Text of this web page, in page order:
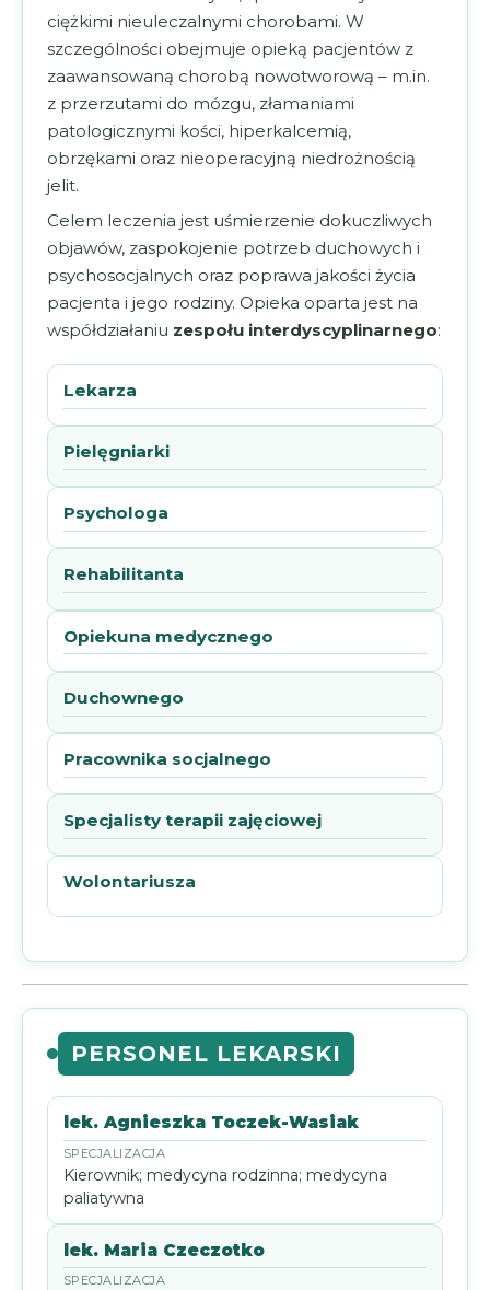
ciężkimi nieuleczalnymi chorobami. W
szczególności obejmuje opieką pacjentów z
zaawansowaną chorobą nowotworową – m.in.
z przerzutami do mózgu, złamaniami
patologicznymi kości, hiperkalcemią,
obrzękami oraz nieoperacyjną niedrożnością
jelit.
Celem leczenia jest uśmierzenie dokuczliwych
objawów, zaspokojenie potrzeb duchowych i
psychosocjalnych oraz poprawa jakości życia
pacjenta i jego rodziny. Opieka oparta jest na
współdziałaniu zespołu interdyscyplinarnego:
Lekarza
Pielęgniarki
Psychologa
Rehabilitanta
Opiekuna medycznego
Duchownego
Pracownika socjalnego
Specjalisty terapii zajęciowej
Wolontariusza
PERSONEL LEKARSKI
lek. Agnieszka Toczek-Wasiak
Kierownik; medycyna rodzinna; medycyna
paliatywna
lek. Maria Czeczotko